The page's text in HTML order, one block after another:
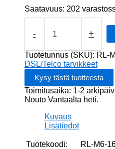
Saatavuus: 202
-
ReguLink
korimutterisarja
musta
50x
määrä
+
Tuotetunnus (SKU): RL-
DSL/Telco tarvikkeet
Toimitusaika: 1-2
Nouto Vantaalta heti.
Kuvaus
Lisätiedot
Tuotekoodi:
RL-M6-